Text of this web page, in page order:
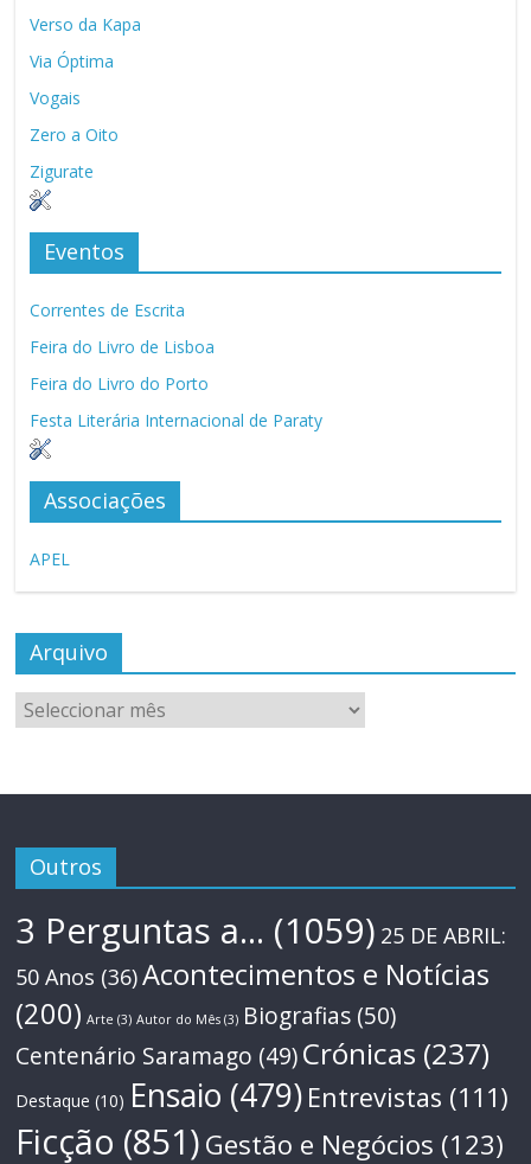
Verso da Kapa
Via Óptima
Vogais
Zero a Oito
Zigurate
Eventos
Correntes de Escrita
Feira do Livro de Lisboa
Feira do Livro do Porto
Festa Literária Internacional de Paraty
Associações
APEL
Arquivo
Arquivo
Outros
3 Perguntas a... (1059) 25 DE ABRIL:
50 Anos (36)Acontecimentos e Notícias
(200) Arte (3) Autor do Mês (3) Biografias (50)
Centenário Saramago (49)Crónicas (237)
Destaque (10) Ensaio (479) Entrevistas (111)
Ficção (851) Gestão e Negócios (123)